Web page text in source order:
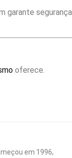
garante segurança
oferece.
em 1996,